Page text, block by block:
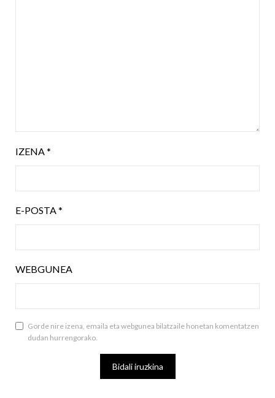
IZENA*
E-POSTA*
WEBGUNEA
Gorde nire izena, emaila eta webgunea bilatzaile honetan komentatzen
dudan hurrengorako.